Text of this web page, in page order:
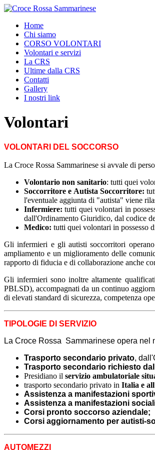
Home
Chi siamo
CORSO VOLONTARI
Volontari e servizi
La CRS
Ultime dalla CRS
Contatti
Gallery
I nostri link
Volontari
VOLONTARI DEL SOCCORSO
La Croce Rossa Sammarinese si avvale di
Volontario non sanitario: tutti quei
Soccorritore e Autista Soccorritore:
l'eventuale aggiunta di "autista" viene
Infermiere: tutti quei volontari in
dall'Ordinamento Giuridico, dal codice
Medico: tutti quei volontari in possesso
Gli infermieri e gli autisti soccorritori
ampliamento e un miglioramento delle
rapporto di fiducia e di collaborazione anche
Gli infermieri sono inoltre altamente
PBLSD), accompagnati da un continuo
di elevati standard di sicurezza, competenza
TIPOLOGIE DI SERVIZIO
La Croce Rossa Sammarinese opera nel
Trasporto secondario privato,
Trasporto secondario richiesto
Presidiano il servizio ambulatoriale
trasporto secondario privato in Italia e
Assistenza a manifestazioni
Assistenza a manifestazioni
Corsi pronto soccorso aziendale;
Corsi aggiornamento per autisti-
AUTOMEZZI